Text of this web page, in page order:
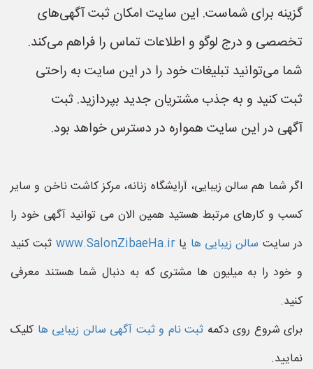
گزینه برای شماست. این سایت امکان ثبت آگهی‌های
تخصصی و درج لوگو و اطلاعات تماس را فراهم می‌کند.
شما می‌توانید تبلیغات خود را در این سایت به راحتی
ثبت کنید و به جذب مشتریان جدید بپردازید. ثبت
آگهی در این سایت همواره در دسترس خواهد بود.
اگر شما هم سالن زیبایی، آرایشگاه زنانه، مرکز کاشت ناخن و سایر
کسب و کارهای مرتبط هستید همین الان می توانید آگهی خود را
در سایت سالن زیبایی ها یاwww.SalonZibaeHa.ir ثبت کنید
و خود را به میلیون ها مشتری که به دنبال شما هستند معرفی
کنید.
برای شروع روی دکمه ثبت نام و ثبت آگهی سالن زیبایی ها کلیک
نمایید.